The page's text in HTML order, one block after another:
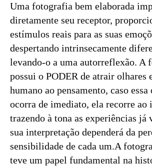
Uma fotografia bem elaborada
diretamente seu receptor,
estímulos reais para as suas
despertando intrinsecamente
levando-o a uma autorreflexão. A
possui o PODER de atrair olhares
humano ao pensamento, caso essa
ocorra de imediato, ela recorre ao
trazendo à tona as experiências já
sua interpretação dependerá da
sensibilidade de cada um.A
teve um papel fundamental na